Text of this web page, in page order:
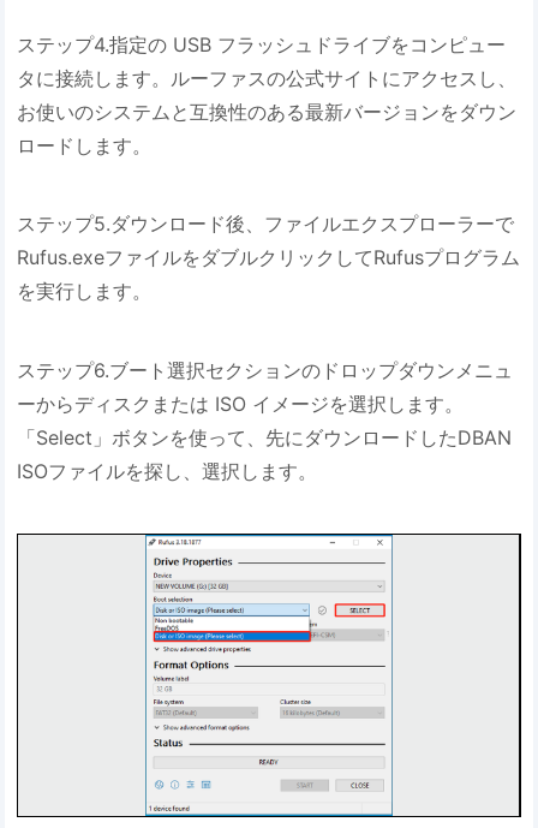
ステップ4.指定の USB フラッシュドライブをコンピュー
タに接続します。ルーファスの公式サイトにアクセスし、
お使いのシステムと互換性のある最新バージョンをダウン
ロードします。
ステップ5.ダウンロード後、ファイルエクスプローラーで
Rufus.exeファイルをダブルクリックしてRufusプログラム
を実行します。
ステップ6.ブート選択セクションのドロップダウンメニュ
ーからディスクまたは ISO イメージを選択します。
「Select」ボタンを使って、先にダウンロードしたDBAN
ISOファイルを探し、選択します。